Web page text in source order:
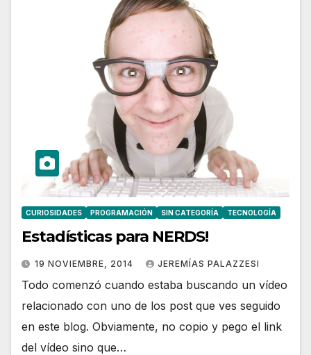
CURIOSIDADES PROGRAMACIÓN SIN CATEGORÍA TECNOLOGÍA
Estadísticas para NERDS!
19 NOVIEMBRE, 2014 JEREMÍAS PALAZZESI
Todo comenzó cuando estaba buscando un vídeo
relacionado con uno de los post que ves seguido
en este blog. Obviamente, no copio y pego el link
del vídeo sino que…